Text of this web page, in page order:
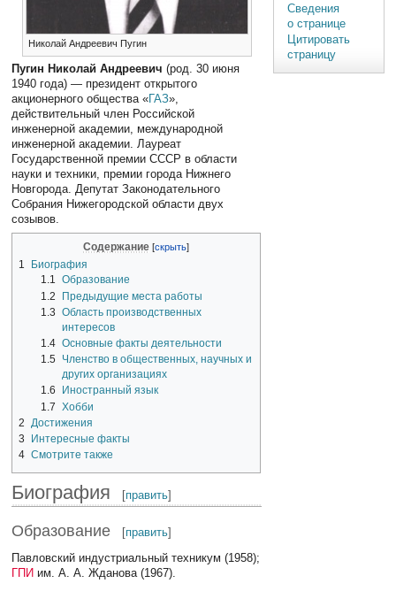
Николай Андреевич Пугин
Пугин Николай Андреевич (род. 30 июня
1940 года) — президент открытого
акционерного общества «ГАЗ»,
действительный член Российской
инженерной академии, международной
инженерной академии. Лауреат
Государственной премии СССР в области
науки и техники, премии города Нижнего
Новгорода. Депутат Законодательного
Собрания Нижегородской области двух
созывов.
Содержание
1
Биография
1.1 Образование
1.2
Предыдущие места работы
1.3 Область производственных
интересов
1.4 Основные факты деятельности
1.5 Членство в общественных, научных и
других организациях
1.6
Иностранный язык
1.7 Хобби
2
Достижения
3
Интересные факты
4 Смотрите также
Биография [править]
Образование [править]
Павловский индустриальный техникум (1958);
ГПИ им. А. А. Жданова (1967).
Сведения
о странице
Цитировать
страницу